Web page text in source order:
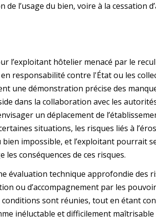
l’usage du bien, voire à la cessation
l’exploitant hôtelier menacé par le
responsabilité contre l'État ou les
une démonstration précise des
dans la collaboration avec les
un déplacement de
situations, les risques liés à
impossible, et l’exploitant pourrait
les conséquences de ces risques.
évaluation technique approfondie des
ou d’accompagnement par les
sont réunies, tout en étant
inéluctable et difficilement